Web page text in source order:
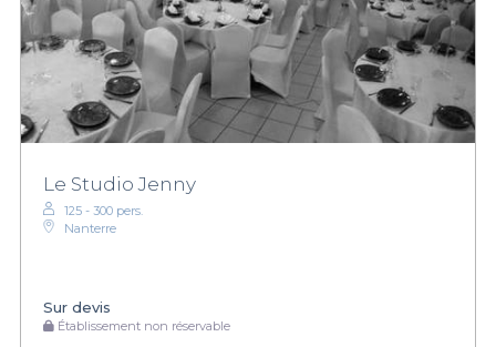
Le Studio Jenny
125 - 300 pers.
Nanterre
Sur devis
Établissement non réservable